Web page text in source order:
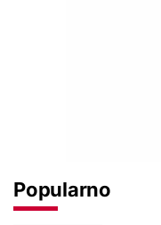
Popularno